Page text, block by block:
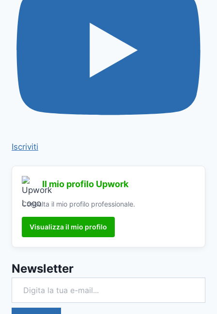
Iscriviti
Il mio profilo Upwork
Consulta il mio profilo professionale.
Visualizza il mio profilo
Newsletter
Digita la tua e-mail...